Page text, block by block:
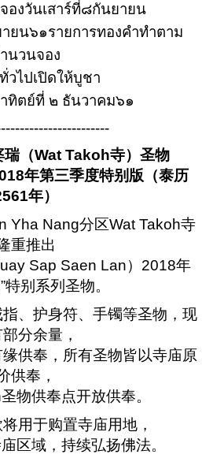
องวันเสาร์ที่๘กันยายน
ยน๖๑รายการทองคำทำตาม
นวนจอง
วไปเปิดให้บูชา
ทิตย์ที่ ๒ ธันวาคม๖๑
瑞（Wat Takoh寺）圣物
年第三季度特别版（泰历
年）
Yha Nang分区Wat Takoh寺
重推出
Sap Saen Lan）2018年
特别系列圣物。
、护身符、手镯等圣物，现
分余量，
供奉，所有圣物皆以寺庙原
供奉，
物供奉点开放供奉。
用于购置寺庙用地，
区域，持续弘扬佛法。